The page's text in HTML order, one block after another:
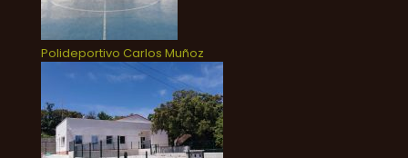
Polideportivo Carlos Muñoz